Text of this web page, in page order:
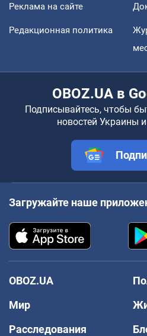
Реклама на сайте
Редакционная политика
OBOZ.UA в
Подписывайтесь, чтобы
новостей Украины
Загружайте наше
OBOZ.UA
Мир
Расследования